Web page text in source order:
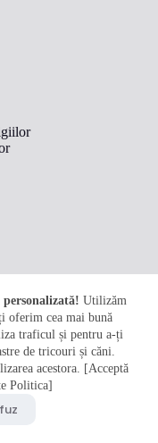
Surpriză, bucurie și
Utilizăm
oferim cea mai bună
traficul și pentru a-ți
de tricouri și căni.
acestora. [Acceptă
Politica]
rezervate.
unice.
| Reg.
nr. 103, Sat